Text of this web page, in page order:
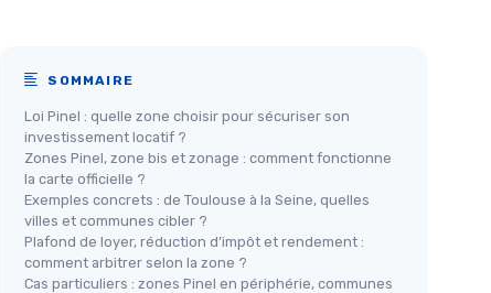
SOMMAIRE
Loi Pinel : quelle zone choisir pour sécuriser son
investissement locatif ?
Zones Pinel, zone bis et zonage : comment fonctionne
la carte officielle ?
Exemples concrets : de Toulouse à la Seine, quelles
villes et communes cibler ?
Plafond de loyer, réduction d’impôt et rendement :
comment arbitrer selon la zone ?
Cas particuliers : zones Pinel en périphérie, communes